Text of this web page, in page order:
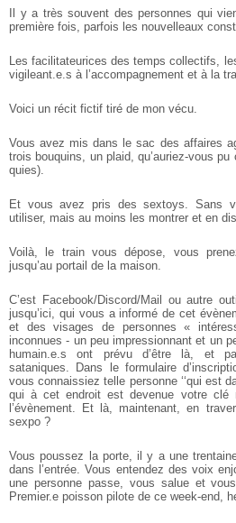
Il y a très souvent des personnes qui
première fois, parfois les nouvelleaux
Les facilitateurices des temps collectifs,
vigileant.e.s à l’accompagnement et à la
Voici un récit fictif tiré de mon vécu.
Vous avez mis dans le sac des affaires
trois bouquins, un plaid, qu’auriez-vous pu
quies).
Et vous avez pris des sextoys. Sans
utiliser, mais au moins les montrer et en
Voilà, le train vous dépose, vous
jusqu’au portail de la maison.
C’est Facebook/Discord/Mail ou autre
jusqu’ici, qui vous a informé de cet
et des visages de personnes «
inconnues - un peu impressionnant et un
humain.e.s ont prévu d’être là, et
sataniques. Dans le formulaire
vous connaissiez telle personne ‘‘qui est
qui à cet endroit est devenue votre clé
l’évènement. Et là, maintenant, en
sexpo ?
Vous poussez la porte, il y a une
dans l’entrée. Vous entendez des voix
une personne passe, vous salue et
Premier.e poisson pilote de ce week-end,